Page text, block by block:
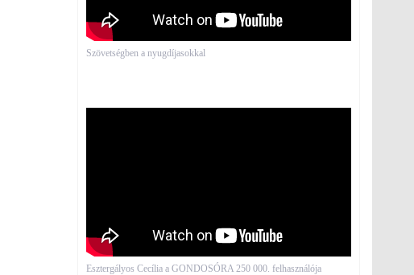
Szövetségben a nyugdíjasokkal
Esztergályos Cecília a GONDOSÓRA 250 000. felhasználója